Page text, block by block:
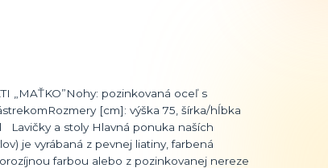
„MAŤKO”Nohy: pozinkovaná oceľ s
[cm]: výška 75, šírka/hĺbka
Lavičky a stoly Hlavná ponuka naších
je vyrábaná z pevnej liatiny, farbená
farbou alebo z pozinkovanej nereze